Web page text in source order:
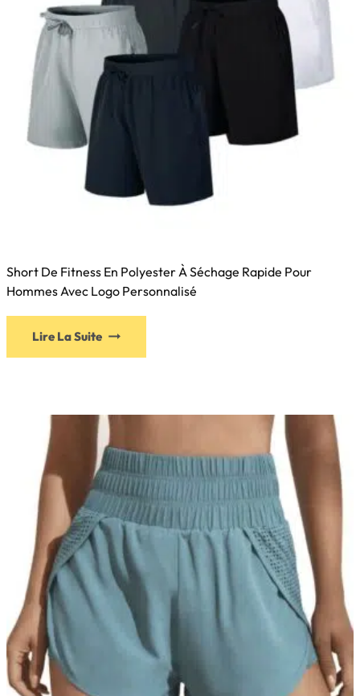
Short De Fitness En Polyester À Séchage Rapide Pour
Hommes Avec Logo Personnalisé
Lire La Suite